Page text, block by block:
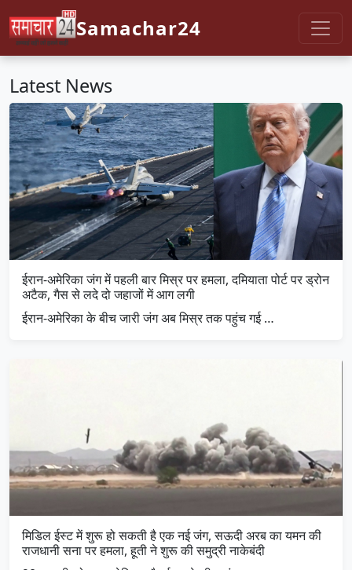
Samachar24
Latest News
ईरान-अमेरिका जंग में पहली बार मिस्र पर हमला, दमियाता पोर्ट पर ड्रोन
अटैक, गैस से लदे दो जहाजों में आग लगी
ईरान-अमेरिका के बीच जारी जंग अब मिस्र तक पहुंच गई …
मिडिल ईस्ट में शुरू हो सकती है एक नई जंग, सऊदी अरब का यमन की
राजधानी सना पर हमला, हूती ने शुरू की समुद्री नाकेबंदी